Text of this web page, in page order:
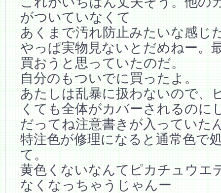
がついていなくて
あくまで汚れ防止みたいな感じ
やっぱ実物見ないとだめねー。
買おうと思っていたのだ。
自分のもついでに買ったよ。
あたしは乱暴に扱わないので、
くても全体がカバーされるのに
だってね注意書きが入っていた
特注色が修理になると通常色で
て。
黄色くないなんてピカチュウエ
なくなっちゃうじゃんー